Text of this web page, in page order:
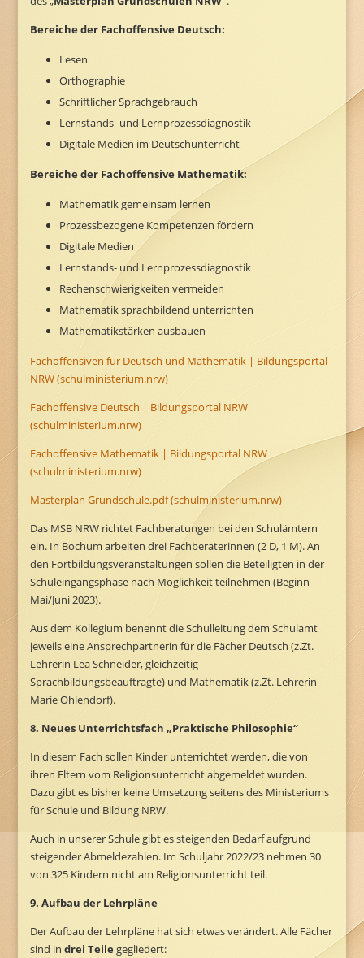
Bereiche der Fachoffensive Deutsch:
Lesen
Orthographie
Schriftlicher Sprachgebrauch
Lernstands- und Lernprozessdiagnostik
Digitale Medien im Deutschunterricht
Bereiche der Fachoffensive Mathematik:
Mathematik gemeinsam lernen
Prozessbezogene Kompetenzen fördern
Digitale Medien
Lernstands- und Lernprozessdiagnostik
Rechenschwierigkeiten vermeiden
Mathematik sprachbildend unterrichten
Mathematikstärken ausbauen
Fachoffensiven für Deutsch und Mathematik | Bildungsportal
NRW (schulministerium.nrw)
Fachoffensive Deutsch | Bildungsportal NRW
(schulministerium.nrw)
Fachoffensive Mathematik | Bildungsportal NRW
(schulministerium.nrw)
Masterplan Grundschule.pdf (schulministerium.nrw)
Das MSB NRW richtet Fachberatungen bei den Schulämtern
ein. In Bochum arbeiten drei Fachberaterinnen (2 D, 1 M). An
den Fortbildungsveranstaltungen sollen die Beteiligten in der
Schuleingangsphase nach Möglichkeit teilnehmen (Beginn
Mai/Juni 2023).
Aus dem Kollegium benennt die Schulleitung dem Schulamt
jeweils eine Ansprechpartnerin für die Fächer Deutsch (z.Zt.
Lehrerin Lea Schneider, gleichzeitig
Sprachbildungsbeauftragte) und Mathematik (z.Zt. Lehrerin
Marie Ohlendorf).
8. Neues Unterrichtsfach „Praktische Philosophie“
In diesem Fach sollen Kinder unterrichtet werden, die von
ihren Eltern vom Religionsunterricht abgemeldet wurden.
Dazu gibt es bisher keine Umsetzung seitens des Ministeriums
für Schule und Bildung NRW.
Auch in unserer Schule gibt es steigenden Bedarf aufgrund
steigender Abmeldezahlen. Im Schuljahr 2022/23 nehmen 30
von 325 Kindern nicht am Religionsunterricht teil.
9. Aufbau der Lehrpläne
Der Aufbau der Lehrpläne hat sich etwas verändert. Alle Fächer
sind indrei Teilegegliedert: